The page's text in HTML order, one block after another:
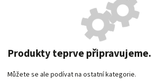
Produkty teprve připravujeme.
Můžete se ale podívat na ostatní kategorie.